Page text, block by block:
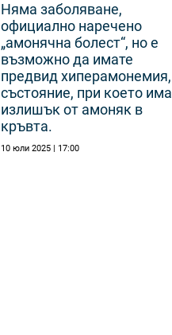
Няма заболяване,
официално наречено
„амонячна болест“, но е
възможно да имате
предвид хиперамонемия,
състояние, при което има
излишък от амоняк в
кръвта.
10 юли 2025 | 17:00